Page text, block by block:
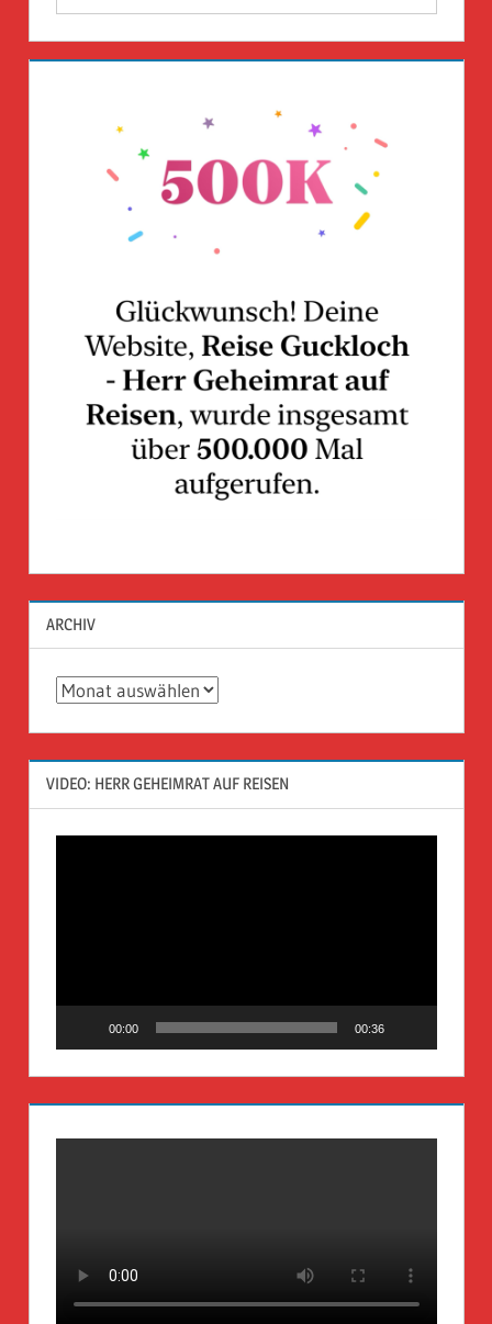
ARCHIV
Archiv
VIDEO: HERR GEHEIMRAT AUF REISEN
00:00 00:36